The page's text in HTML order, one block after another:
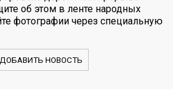
об этом в ленте народных
фотографии через специальную
ДОБАВИТЬ НОВОСТЬ